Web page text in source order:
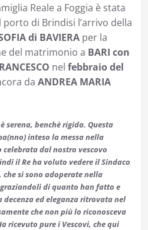
Reale a Foggia è stata
di Brindisi l’arrivo della
di BAVIERA per la
del matrimonio a BARI con
nel febbraio del
da ANDREA MARIA
serena, benchè rigida. Questa
inteso la messa nella
dal nostro vescovo
il Re ha voluto vedere il Sindaco
si sono adoperate nella
di quanto han fatto e
ed eleganza ritrovata nel
che non più lo riconosceva
ricevuto pure i Vescovi, che qui